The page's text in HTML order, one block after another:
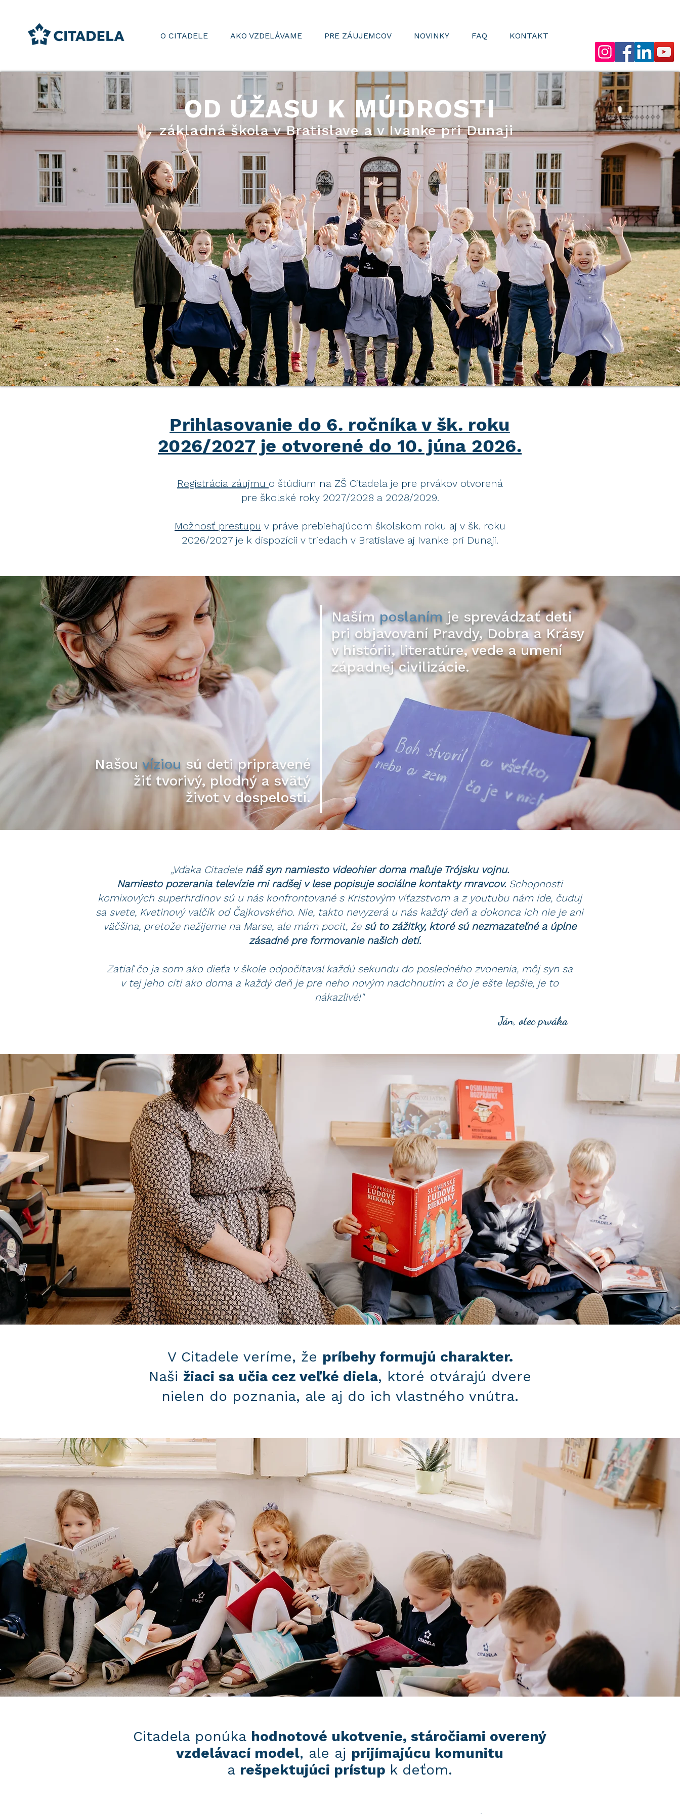
O CITADELE AKO VZDELÁVAME PRE ZÁUJEMCOV NOVINKY FAQ KONTAKT
OD ÚŽASU K MÚDROSTI
základná škola v Bratislave a v Ivanke pri Dunaji
Prihlasovanie do 6. ročníka v šk. roku
2026/2027 je otvorené do 10. júna 2026.
Registrácia záujmu o štúdium na ZŠ Citadela je pre prvákov otvorená
pre školské roky 2027/2028 a 2028/2029.
Možnosť prestupu v práve prebiehajúcom školskom roku aj v šk. roku
2026/2027 je k dispozícii v triedach v Bratislave aj Ivanke pri Dunaji.
Naším poslaním je sprevádzať deti
pri objavovaní Pravdy, Dobra aKrásy
v histórii, literatúre, vede a umení
západnej civilizácie.
Našou víziou sú deti pripravené
žiť tvorivý, plodný a svätý
život v dospelosti.
„Vďaka Citadele náš syn namiesto videohier doma maľuje Trójsku vojnu.
Namiesto pozerania televízie mi radšej v lese popisuje sociálne kontakty mravcov.Schopnosti
komixových superhrdinov sú u nás konfrontované s Kristovým víťazstvom a z youtubu nám ide, čuduj
sa svete, Kvetinový valčík od Čajkovského. Nie, takto nevyzerá u nás každý deň a dokonca ich nie je ani
väčšina, pretože nežijeme na Marse, ale mám pocit, že sú to zážitky, ktoré sú nezmazateľné a úplne
zásadné pre formovanie našich detí.
Zatiaľ čo ja som ako dieťa v škole odpočítaval každú sekundu do posledného zvonenia, môj syn sa
v tej jeho cíti ako doma a každý deň je pre neho novým nadchnutím a čo je ešte lepšie, je to
nákazlivé!"
Ján, otec prváka
V Citadele veríme, že príbehy formujú charakter.
Naši žiaci sa učia cez veľké diela, ktoré otvárajú dvere
nielen do poznania, ale aj do ich vlastného vnútra.
Citadela ponúka hodnotové ukotvenie, stáročiami overený
vzdelávací model, ale aj prijímajúcu komunitu
a rešpektujúci prístup k deťom.